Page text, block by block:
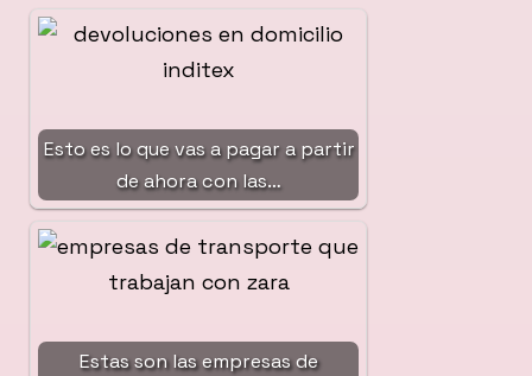
Esto es lo que vas a pagar a partir
de ahora con las…
Estas son las empresas de